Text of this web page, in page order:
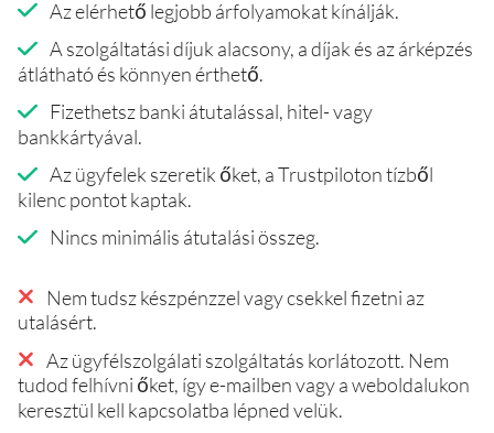
Az elérhető legjobb árfolyamokat kínálják.
A szolgáltatási díjuk alacsony, a díjak és az árképzés
átlátható és könnyen érthető.
Fizethetsz banki átutalással, hitel- vagy
bankkártyával.
Az ügyfelek szeretik őket, a Trustpiloton tízből
kilenc pontot kaptak.
Nincs minimális átutalási összeg.
Nem tudsz készpénzzel vagy csekkel fizetni az
utalásért.
Az ügyfélszolgálati szolgáltatás korlátozott. Nem
tudod felhívni őket, így e-mailben vagy a weboldalukon
keresztül kell kapcsolatba lépned velük.